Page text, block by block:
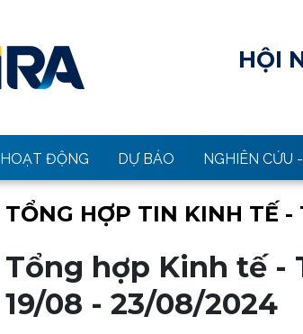
HỘI
HOẠT ĐỘNG DỰ BÁO NGHIÊN CỨU
TỔNG HỢP TIN KINH TẾ -
Tổng hợp Kinh tế -
19/08 - 23/08/2024